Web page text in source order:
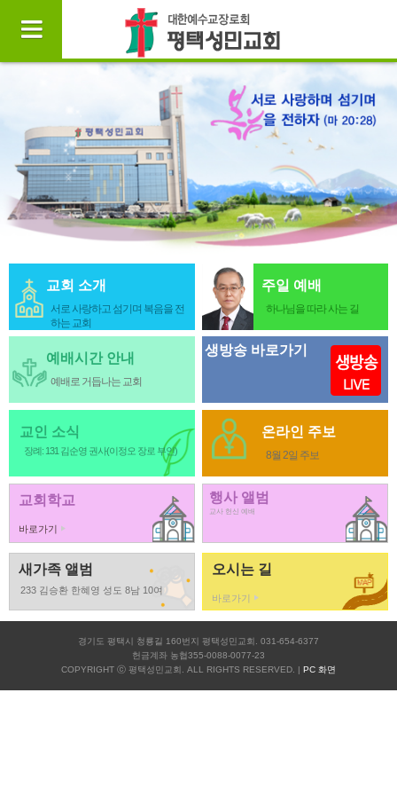
교회 소개
서로 사랑하고 섬기며 복음을 전
하는 교회
주일 예배
하나님을 따라 사는 길
예배시간 안내
예배로 거듭나는 교회
생방송 바로가기
교인 소식
장례: 131 김순영 권사(이정오 장로 부인)
온라인 주보
8월 2일 주보
교회학교
바로가기
행사 앨범
교사 헌신 예배
새가족 앨범
233 김승환 한혜영 성도 8남 10여
오시는 길
바로가기
경기도 평택시 청룡길 160번지 평택성민교회. 031-654-6377
헌금계좌 농협355-0088-0077-23
COPYRIGHT ⓒ 평택성민교회. ALL RIGHTS RESERVED. | PC 화면